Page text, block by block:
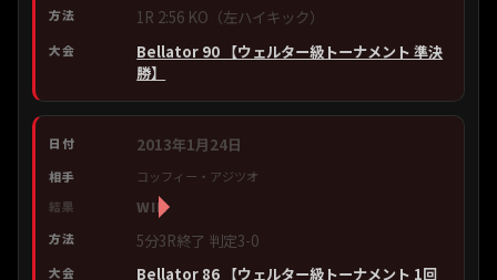
1R 2:56 KO（左ハイキック）
Bellator 90 【ウェルター級トーナメント 準決
勝】
2013年1月24日
コッフィー・アジツオ
WIN
5分3R終了 判定3-0
Bellator 86 【ウェルター級トーナメント 1回